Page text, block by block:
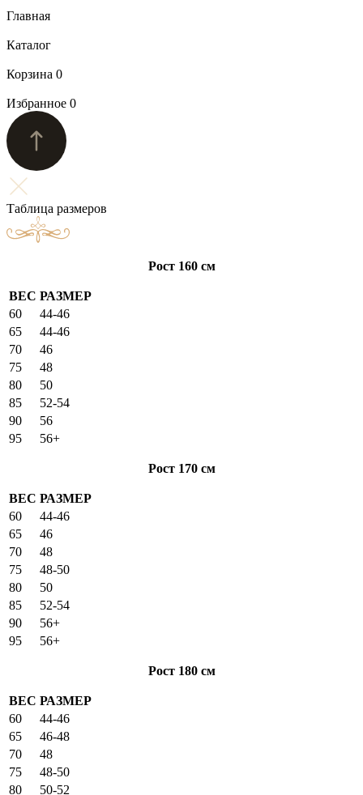
Главная
Каталог
Корзина 0
Избранное 0
Таблица размеров
Рост 160 см
ВЕС РАЗМЕР
60
44-46
65
44-46
70
46
75
48
80
50
85
52-54
90
56
95
56+
Рост 170 см
ВЕС РАЗМЕР
60
44-46
65
46
70
48
75
48-50
80
50
85
52-54
90
56+
95
56+
Рост 180 см
ВЕС РАЗМЕР
60
44-46
65
46-48
70
48
75
48-50
80
50-52